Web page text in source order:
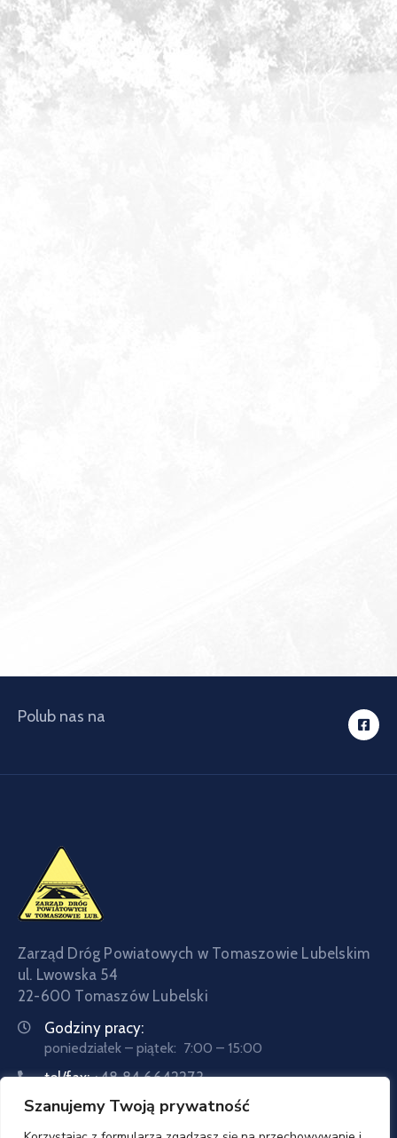
Szanujemy Twoją prywatność
Polub nas na
Zarząd Dróg Powiatowych w Tomaszowie Lubelskim
ul. Lwowska 54
22-600 Tomaszów Lubelski
Godziny pracy:
poniedziałek – piątek: 7:00 – 15:00
tel/fax:+48 84 6642273
tel:+48 84 6642057